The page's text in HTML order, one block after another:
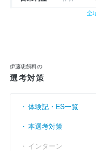
売上伸び率
営業利益率 （％）
経常利益率 （％）
全
伊藤忠飼料の
選考対策
体験記・ES一覧
本選考対策
インターン